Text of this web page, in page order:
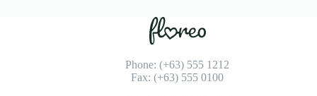
Phone: (+63) 555 1212
Fax: (+63) 555 0100